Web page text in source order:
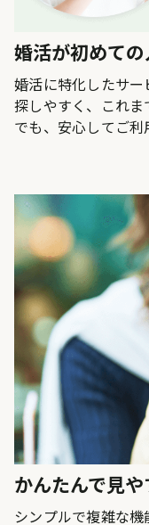
婚活が初めて
婚活に特化したサ
探しやすく、これ
でも、安心してご利
かんたんで見
シンプルで複雑な